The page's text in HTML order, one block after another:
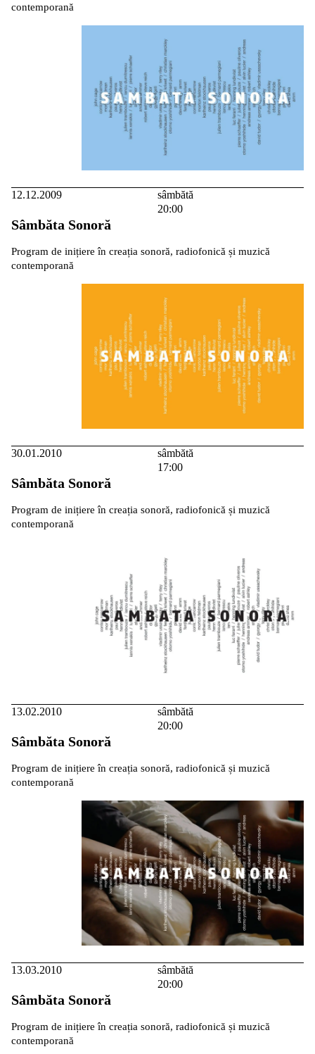
contemporană
12.12.2009
sâmbătă
20:00
Sâmbăta Sonoră
Program de inițiere în creația sonoră, radiofonică și muzică
contemporană
30.01.2010
sâmbătă
17:00
Sâmbăta Sonoră
Program de inițiere în creația sonoră, radiofonică și muzică
contemporană
13.02.2010
sâmbătă
20:00
Sâmbăta Sonoră
Program de inițiere în creația sonoră, radiofonică și muzică
contemporană
13.03.2010
sâmbătă
20:00
Sâmbăta Sonoră
Program de inițiere în creația sonoră, radiofonică și muzică
contemporană